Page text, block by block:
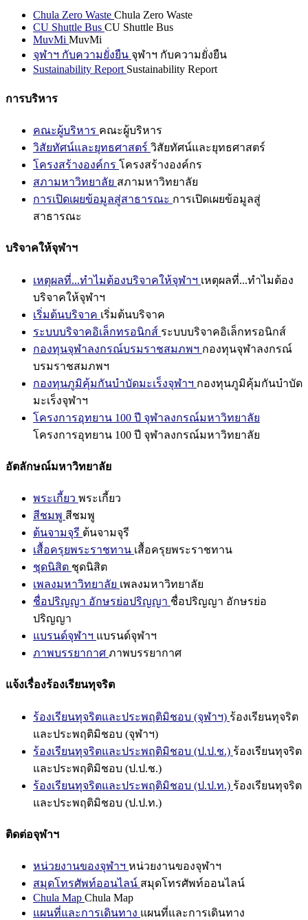
Chula Zero Waste Chula Zero Waste
CU Shuttle Bus CU Shuttle Bus
MuvMi MuvMi
จุฬาฯ กับความยั่งยืน จุฬาฯ กับความยั่งยืน
Sustainability Report Sustainability Report
การบริหาร
คณะผู้บริหาร คณะผู้บริหาร
วิสัยทัศน์และยุทธศาสตร์ วิสัยทัศน์และยุทธศาสตร์
โครงสร้างองค์กร โครงสร้างองค์กร
สภามหาวิทยาลัย สภามหาวิทยาลัย
การเปิดเผยข้อมูลสู่สาธารณะ การเปิดเผยข้อมูลสู่
สาธารณะ
บริจาคให้จุฬาฯ
เหตุผลที่...ทำไมต้องบริจาคให้จุฬาฯ เหตุผลที่...ทำไมต้อง
บริจาคให้จุฬาฯ
เริ่มต้นบริจาค เริ่มต้นบริจาค
ระบบบริจาคอิเล็กทรอนิกส์ ระบบบริจาคอิเล็กทรอนิกส์
กองทุนจุฬาลงกรณ์บรมราชสมภพฯ กองทุนจุฬาลงกรณ์
บรมราชสมภพฯ
กองทุนภูมิคุ้มกันบำบัดมะเร็งจุฬาฯ กองทุนภูมิคุ้มกันบำบัด
มะเร็งจุฬาฯ
โครงการอุทยาน 100 ปี จุฬาลงกรณ์มหาวิทยาลัย
โครงการอุทยาน 100 ปี จุฬาลงกรณ์มหาวิทยาลัย
อัตลักษณ์มหาวิทยาลัย
พระเกี้ยว พระเกี้ยว
สีชมพู สีชมพู
ต้นจามจุรี ต้นจามจุรี
เสื้อครุยพระราชทาน เสื้อครุยพระราชทาน
ชุดนิสิต ชุดนิสิต
เพลงมหาวิทยาลัย เพลงมหาวิทยาลัย
ชื่อปริญญา อักษรย่อปริญญา ชื่อปริญญา อักษรย่อ
ปริญญา
แบรนด์จุฬาฯ แบรนด์จุฬาฯ
ภาพบรรยากาศ ภาพบรรยากาศ
แจ้งเรื่องร้องเรียนทุจริต
ร้องเรียนทุจริตและประพฤติมิชอบ (จุฬาฯ) ร้องเรียนทุจริต
และประพฤติมิชอบ (จุฬาฯ)
ร้องเรียนทุจริตและประพฤติมิชอบ (ป.ป.ช.) ร้องเรียนทุจริต
และประพฤติมิชอบ (ป.ป.ช.)
ร้องเรียนทุจริตและประพฤติมิชอบ (ป.ป.ท.) ร้องเรียนทุจริต
และประพฤติมิชอบ (ป.ป.ท.)
ติดต่อจุฬาฯ
หน่วยงานของจุฬาฯ หน่วยงานของจุฬาฯ
สมุดโทรศัพท์ออนไลน์ สมุดโทรศัพท์ออนไลน์
Chula Map Chula Map
แผนที่และการเดินทาง แผนที่และการเดินทาง